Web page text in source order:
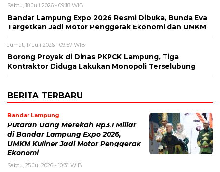
Sabtu, 18 Juli 2026 - 09:18 WIB
Bandar Lampung Expo 2026 Resmi Dibuka, Bunda Eva
Targetkan Jadi Motor Penggerak Ekonomi dan UMKM
Jumat, 17 Juli 2026 - 09:57 WIB
Borong Proyek di Dinas PKPCK Lampung, Tiga
Kontraktor Diduga Lakukan Monopoli Terselubung
BERITA TERBARU
Bandar Lampung
Putaran Uang Merekah Rp3,1 Miliar
di Bandar Lampung Expo 2026,
UMKM Kuliner Jadi Motor Penggerak
Ekonomi
Sabtu, 25 Jul 2026 - 10:31 WIB